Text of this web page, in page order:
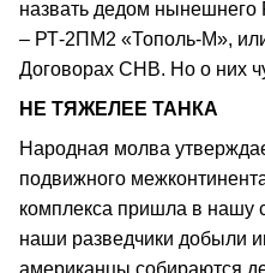
назвать дедом
– РТ‑2ПМ2 «Тополь‑М»,
Договорах СНВ. Но о них
НЕ ТЯЖЕЛЕЕ ТАНКА
Народная молва
подвижного
комплекса пришла в нашу
наши разведчики добыли
американцы собираются